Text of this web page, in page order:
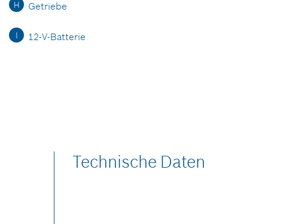
H Getriebe
I 12-V-Batterie
Technische Daten